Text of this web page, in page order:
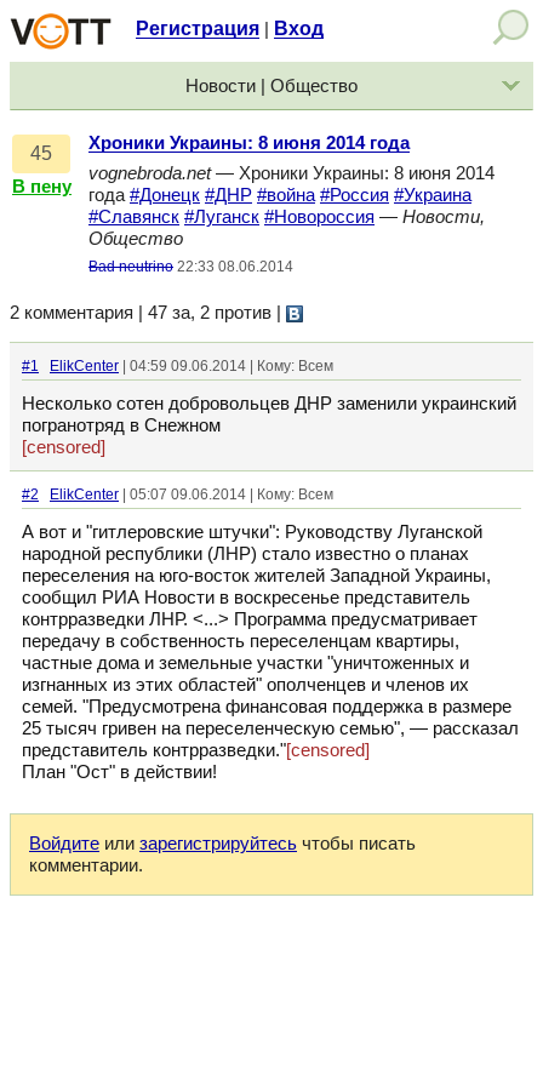
Регистрация Вход
Новости | Общество
45
В пену
Хроники Украины: 8 июня 2014 года
vognebroda.net— Хроники Украины: 8 июня 2014
года #Донецк #ДНР #война #Россия #Украина
#Славянск #Луганск #Новороссия — Новости,
Общество
Bad neutrino 22:33 08.06.2014
2 комментария | 47 за, 2 против
#1 ElikСenter | 04:59 09.06.2014 | Кому: Всем
Несколько сотен добровольцев ДНР заменили украинский
погранотряд в Снежном
[censored]
#2 ElikСenter | 05:07 09.06.2014 | Кому: Всем
А вот и "гитлеровские штучки": Руководству Луганской
народной республики (ЛНР) стало известно о планах
переселения на юго-восток жителей Западной Украины,
сообщил РИА Новости в воскресенье представитель
контрразведки ЛНР. <...> Программа предусматривает
передачу в собственность переселенцам квартиры,
частные дома и земельные участки "уничтоженных и
изгнанных из этих областей" ополченцев и членов их
семей. "Предусмотрена финансовая поддержка в размере
25 тысяч гривен на переселенческую семью", — рассказал
представитель контрразведки."[censored]
План "Ост" в действии!
Войдите или зарегистрируйтесь чтобы писать
комментарии.